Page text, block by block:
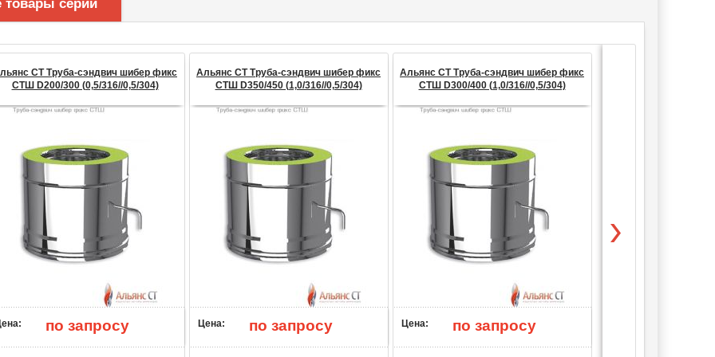
товары серии
СТ Труба-сэндвич шибер фикс
СТШ D200/300 (0,5/316//0,5/304)
по запросу
Альянс СТ Труба-сэндвич шибер фикс
СТШ D350/450 (1,0/316//0,5/304)
Цена: по запросу
Альянс СТ Труба-сэндвич шибер фикс
СТШ D300/400 (1,0/316//0,5/304)
Цена: по запросу